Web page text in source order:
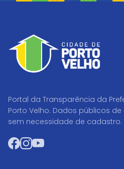
Portal da Transparência da
Porto Velho. Dados públicos de
sem necessidade de cadastro.
Facebook
Instagram
YouTube